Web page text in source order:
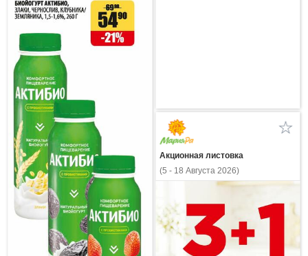
Акционная листовка
(5 - 18 Августа 2026)